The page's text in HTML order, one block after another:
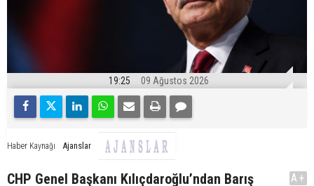
19:25 09 Ağustos 2026
Haber Kaynağı Ajanslar
CHP Genel Başkanı Kılıçdaroğlu’ndan Barış A+